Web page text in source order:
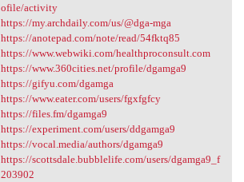
ofile/activity
https://my.archdaily.com/us/@dga-mga
https://anotepad.com/note/read/54fktq85
https://www.webwiki.com/healthproconsult.com
https://www.360cities.net/profile/dgamga9
https://gifyu.com/dgamga
https://www.eater.com/users/fgxfgfcy
https://files.fm/dgamga9
https://experiment.com/users/ddgamga9
https://vocal.media/authors/dgamga9
https://scottsdale.bubblelife.com/users/dgamga9_f
203902